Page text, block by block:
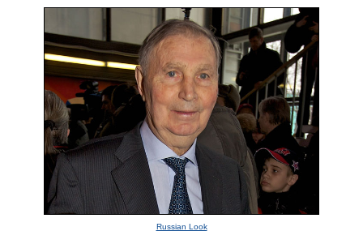
Russian Look